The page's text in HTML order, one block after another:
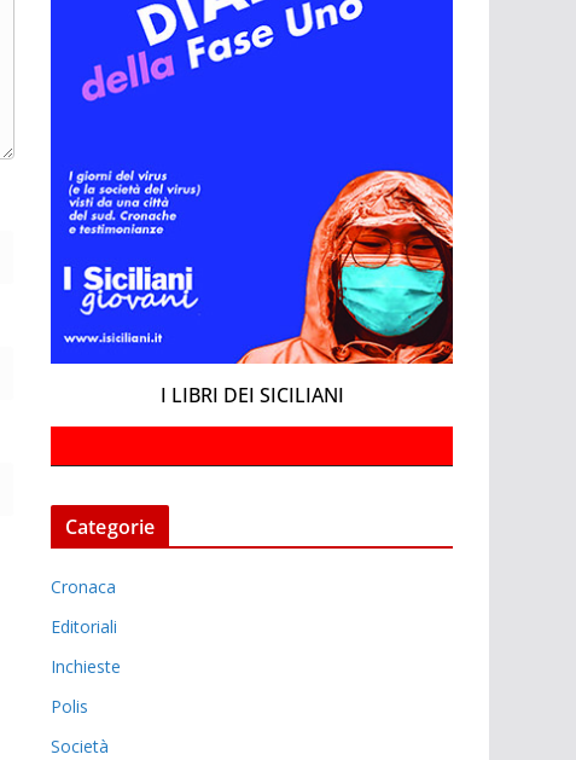
I LIBRI DEI SICILIANI
Categorie
Cronaca
Editoriali
Inchieste
Polis
Società